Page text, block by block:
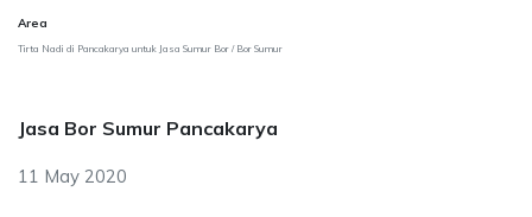
Area
Tirta Nadi di Pancakarya untuk Jasa Sumur Bor / Bor Sumur
Jasa Bor Sumur Pancakarya
11 May 2020